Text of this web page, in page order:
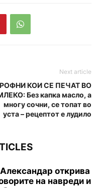
Next article
КОИ СЕ ПЕЧАТ ВО
Без капка масло, а
многу сочни, се топат во
уста – рецептот е лудило
открива
на навреди и